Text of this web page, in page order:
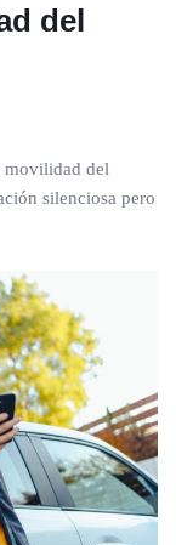
del
movilidad del
silenciosa pero